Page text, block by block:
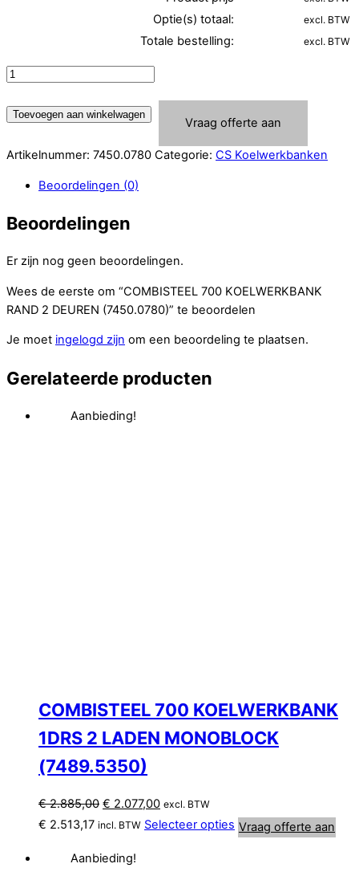
Optie(s) totaal: excl. BTW
Totale bestelling: excl. BTW
COMBISTEEL
KOELWERKBANK
2
(7450.0780)
Toevoegen aan winkelwagen
Vraag offerte aan
Artikelnummer: 7450.0780 Categorie: CS Koelwerkbanken
Beoordelingen (0)
Beoordelingen
Er zijn nog geen beoordelingen.
Wees de eerste om “COMBISTEEL 700 KOELWERKBANK
RAND 2 DEUREN (7450.0780)” te beoordelen
Je moet ingelogd zijn om een beoordeling te plaatsen.
Gerelateerde producten
Aanbieding!
COMBISTEEL 700 KOELWERKBANK
1DRS 2 LADEN MONOBLOCK
(7489.5350)
€2.885,00 Oorspronkelijke
prijs
€ 2.885,00.
€ 2.077,00Huidige
prijs
excl. BTW
€ 2.513,17 incl. BTW Selecteer opties Vraag offerte aan
Aanbieding!